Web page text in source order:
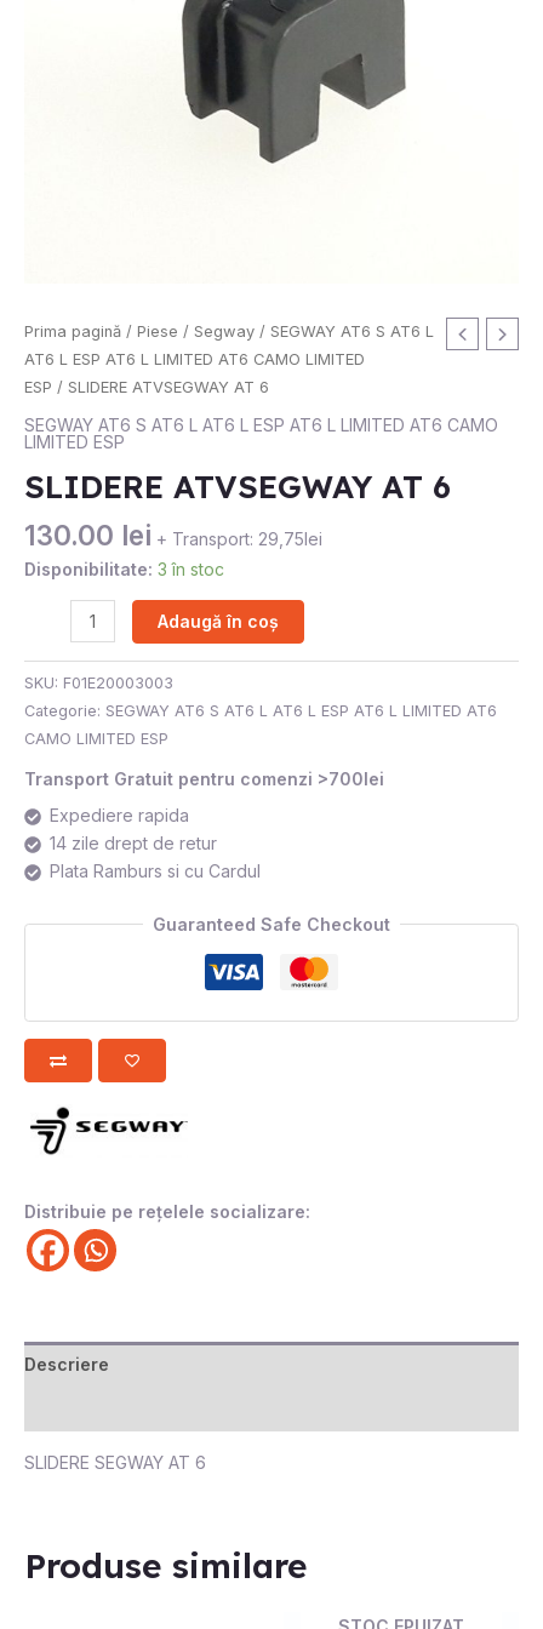
Prima pagină / Piese / Segway / SEGWAY AT6 S AT6 L
AT6 L ESP AT6 L LIMITED AT6 CAMO LIMITED
ESP / SLIDERE ATVSEGWAY AT 6
SEGWAY AT6 S AT6 L AT6 L ESP AT6 L LIMITED AT6 CAMO
LIMITED ESP
SLIDERE ATVSEGWAY AT 6
130.00 lei + Transport: 29,75lei
Disponibilitate: 3 în stoc
Cantitate
SLIDERE
ATVSEGWAY
AT
6
Adaugă în coș
SKU: F01E20003003
Categorie: SEGWAY AT6 S AT6 L AT6 L ESP AT6 L LIMITED AT6
CAMO LIMITED ESP
Transport Gratuit pentru comenzi >700lei
Expediere rapida
14 zile drept de retur
Plata Ramburs si cu Cardul
Guaranteed Safe Checkout
Distribuie pe rețelele socializare:
Descriere
SLIDERE SEGWAY AT 6
Produse similare